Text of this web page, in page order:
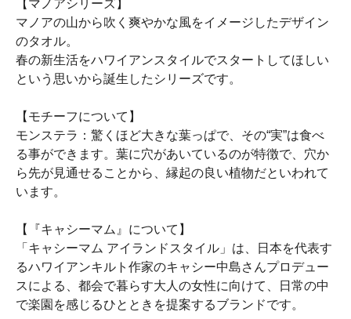
【マノアシリーズ】
マノアの山から吹く爽やかな風をイメージしたデザイン
のタオル。
春の新生活をハワイアンスタイルでスタートしてほしい
という思いから誕生したシリーズです。
【モチーフについて】
モンステラ：驚くほど大きな葉っぱで、その“実”は食べ
る事ができます。葉に穴があいているのが特徴で、穴か
ら先が見通せることから、縁起の良い植物だといわれて
います。
【『キャシーマム』について】
「キャシーマム アイランドスタイル」は、日本を代表す
るハワイアンキルト作家のキャシー中島さんプロデュー
スによる、都会で暮らす大人の女性に向けて、日常の中
で楽園を感じるひとときを提案するブランドです。